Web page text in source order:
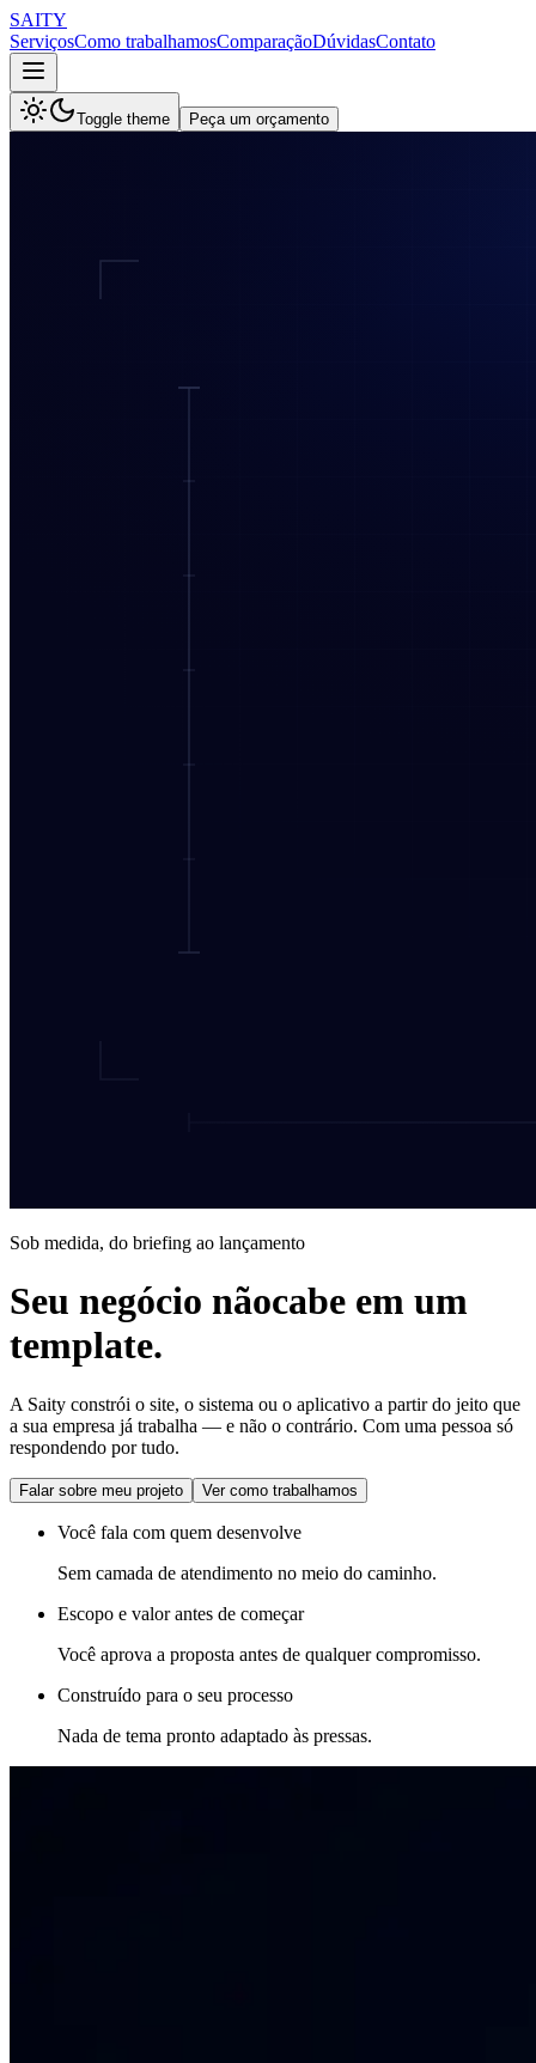
SAITY
ServiçosComo trabalhamosComparaçãoDúvidasContato
Toggle theme Peça um orçamento
Sob medida, do briefing ao lançamento
Seu negócio nãocabe em um
template.
A Saity constrói o site, o sistema ou o aplicativo a partir do jeito que
a sua empresa já trabalha — e não o contrário. Com uma pessoa só
respondendo por tudo.
Falar sobre meu projeto Ver como trabalhamos
Você fala com quem desenvolve
Sem camada de atendimento no meio do caminho.
Escopo e valor antes de começar
Você aprova a proposta antes de qualquer compromisso.
Construído para o seu processo
Nada de tema pronto adaptado às pressas.